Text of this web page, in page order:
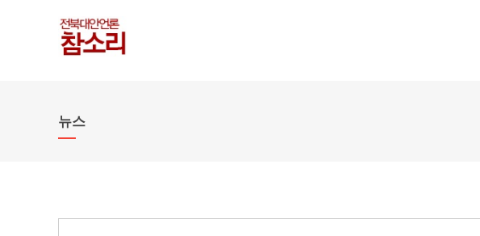
뉴스